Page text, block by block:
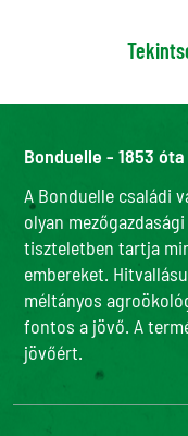
Bonduelle - 1853 óta
A Bonduelle családi
olyan
tiszteletben tartja
embereket.
méltányos
fontos a jövő. A
jövőért.